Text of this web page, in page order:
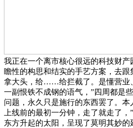
我正在一个离市核心很远的科技财
瞻性的构思和结实的手艺方案，去
拿大头，给……给拦截了。是懂营业
一副恨铁不成钢的语气，”四周都是
问题，永久只是施行的东西罢了。
上线前的最初一分钟，走了就走了
东方升起的太阳，呈现了莫明其妙